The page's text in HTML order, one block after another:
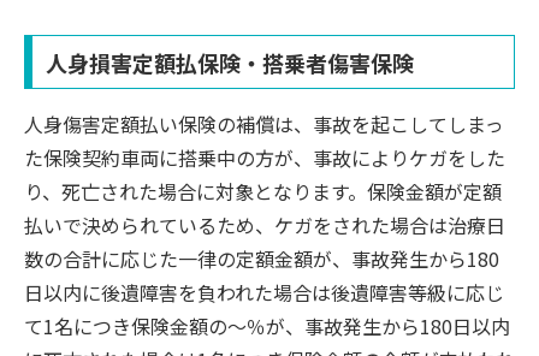
人身損害定額払保険・搭乗者傷害保険
人身傷害定額払い保険の補償は、事故を起こしてしまっ
た保険契約車両に搭乗中の方が、事故によりケガをした
り、死亡された場合に対象となります。保険金額が定額
払いで決められているため、ケガをされた場合は治療日
数の合計に応じた一律の定額金額が、事故発生から180
日以内に後遺障害を負われた場合は後遺障害等級に応じ
て1名につき保険金額の～％が、事故発生から180日以内